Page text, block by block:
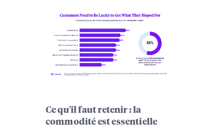
Ce qu'il faut retenir : la
commodité est essentielle